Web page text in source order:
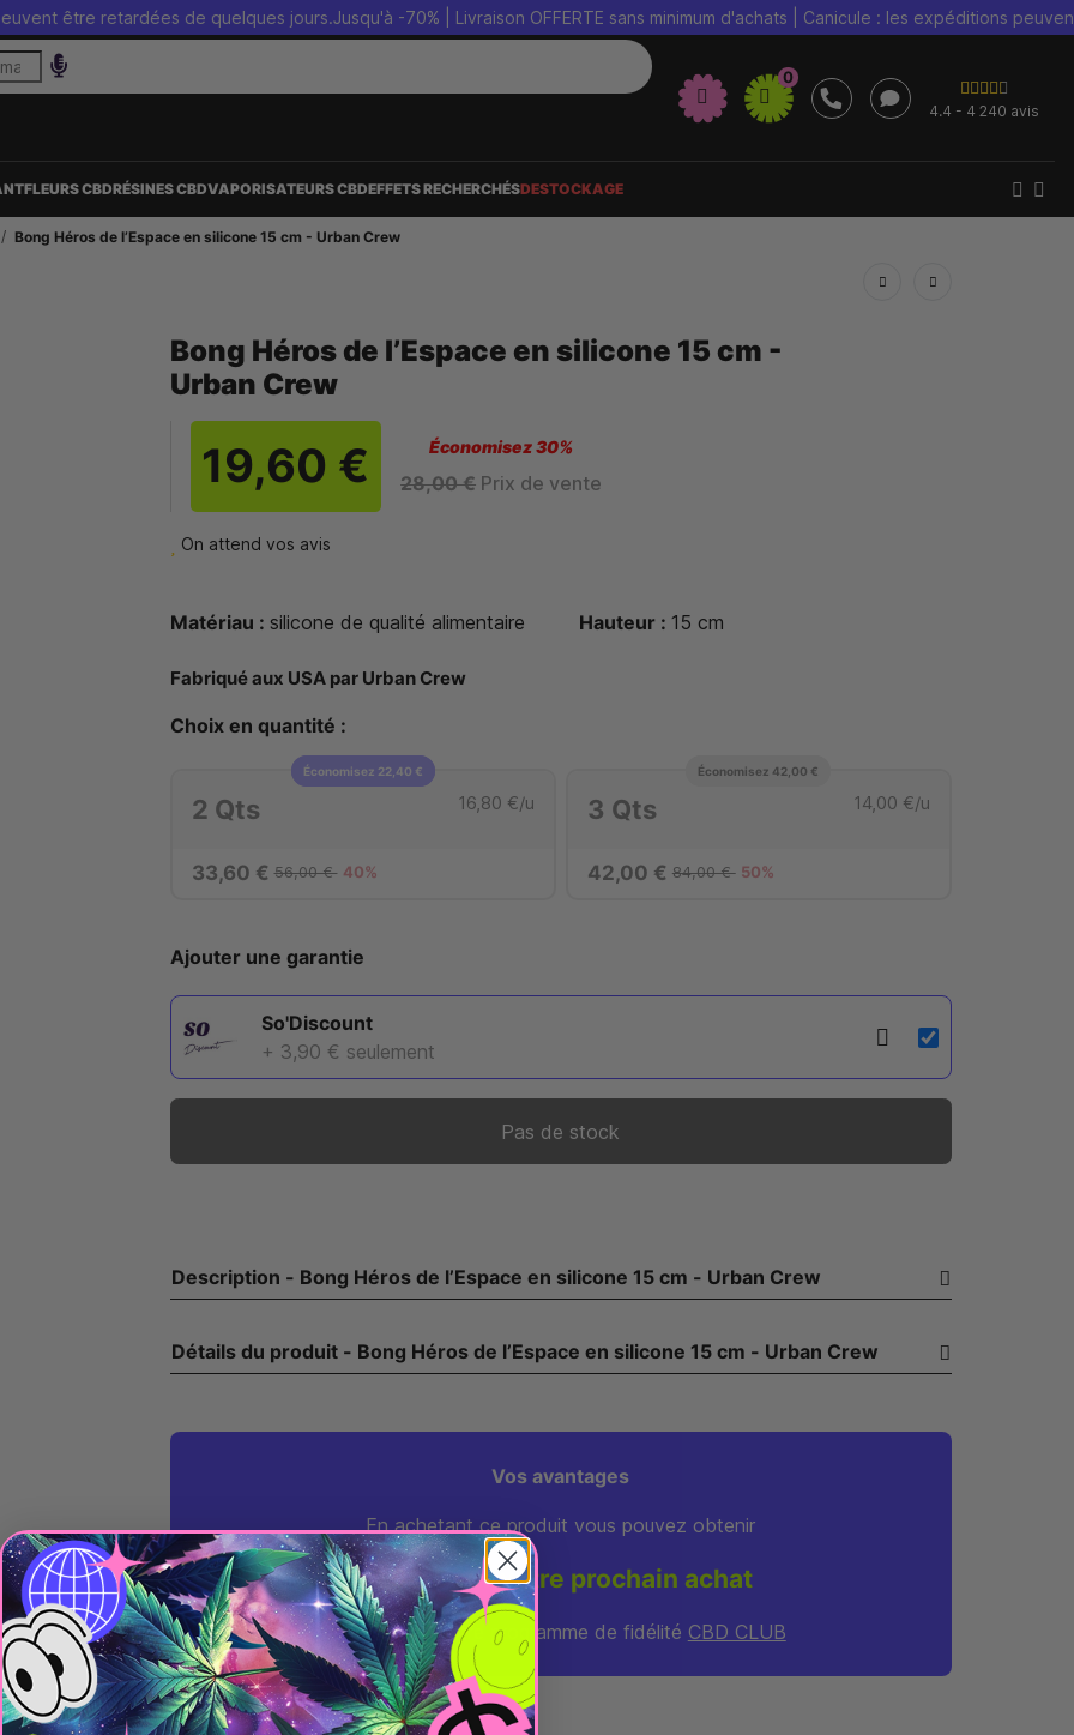
être retardées de quelques jours.Jusqu'à -70% | Livraison OFFERTE sans minimum d'achats | Canicule : les expéditions peuvent
0
4.4 - 4 240 avis
FLEURS CBDRÉSINES CBDVAPORISATEURS CBDEFFETS RECHERCHÉSDESTOCKAGE
Bong Héros de l’Espace en silicone 15 cm - Urban Crew
Bong Héros de l’Espace en silicone 15 cm -
Urban Crew
19,60 € Économisez 30%
28,00 € Prix de vente
On attend vos avis
Matériau : silicone de qualité alimentaire Hauteur : 15 cm
Fabriqué aux USA par Urban Crew
Choix en quantité :
Économisez 22,40 €
2 Qts 16,80 €/u
33,60 €56,00 € 40%
Économisez 42,00 €
3 Qts 14,00 €/u
42,00 € 84,00 € 50%
Ajouter une garantie
So'Discount
+ 3,90 € seulement
Pas de stock
Description - Bong Héros de l’Espace en silicone 15 cm - Urban Crew
Détails du produit - Bong Héros de l’Espace en silicone 15 cm - Urban Crew
Vos avantages
En achetant ce produit vous pouvez obtenir
0,38 € sur votre prochain achat
Découvrez notre programme de fidélité CBD CLUB